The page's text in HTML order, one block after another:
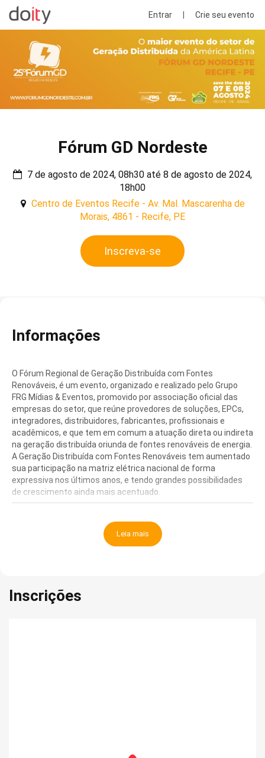
Entrar Crie seu evento
Fórum GD Nordeste
7 de agosto de 2024, 08h30 até 8 de agosto de 2024,
18h00
Centro de Eventos Recife - Av. Mal. Mascarenha de
Morais, 4861 - Recife, PE
Inscreva-se
Informações
O Fórum Regional de Geração Distribuída com Fontes
Renováveis, é um evento, organizado e realizado pelo Grupo
FRG Mídias & Eventos, promovido por associação oficial das
empresas do setor, que reúne provedores de soluções, EPCs,
integradores, distribuidores, fabricantes, profissionais e
acadêmicos, e que tem em comum a atuação direta ou indireta
na geração distribuída oriunda de fontes renováveis de energia.
A Geração Distribuída com Fontes Renováveis tem aumentado
sua participação na matriz elétrica nacional de forma
expressiva nos últimos anos, e tendo grandes possibilidades
de crescimento ainda mais acentuado.
Leia mais
Inscrições